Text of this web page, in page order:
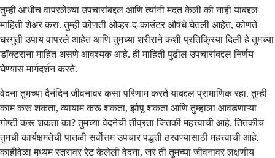
तुम्ही आधीच वापरलेल्या उपचारांबद्दल आणि त्यांनी मदत केली की नाही याबद्दल
माहिती शेअर करा. तुम्ही कोणती ओव्हर-द-काउंटर औषधे घेतली आहेत, कोणते
घरगुती उपाय वापरले आहेत आणि तुमच्या शरीराने कशी प्रतिक्रिया दिली हे तुमच्या
डॉक्टरांना माहित असणे आवश्यक आहे. ही माहिती पुढील उपचारांबद्दल निर्णय
घेण्यास मार्गदर्शन करते.
वेदना तुमच्या दैनंदिन जीवनावर कसा परिणाम करते याबद्दल प्रामाणिक रहा. तुम्ही
काम करू शकता, व्यायाम करू शकता, झोपू शकता आणि तुम्हाला आवडणाऱ्या
गोष्टी करू शकता का? तुमच्या वेदनेची तीव्रता जितकी महत्त्वाची आहे, तितकीच
तुमची कार्यक्षमतेची पातळी सर्वोत्तम उपचार पद्धती ठरवण्यासाठी महत्त्वाची आहे.
काहीवेळा मध्यम स्तरावर रेट केलेली वेदना, जर ती तुमच्या जीवनावर लक्षणीय